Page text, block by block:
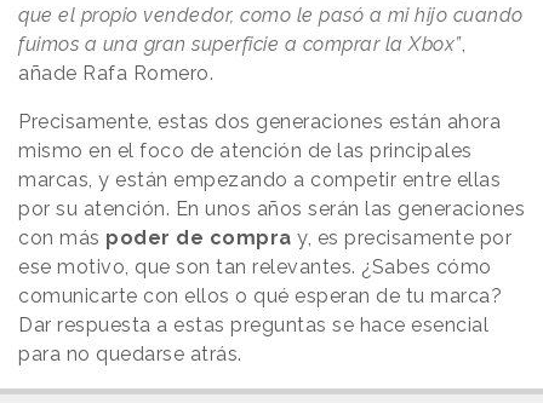
que el propio vendedor, como le pasó a mi hijo cuando
fuimos a una gran superficie a comprar la Xbox”,
añade Rafa Romero.
Precisamente, estas dos generaciones están ahora
mismo en el foco de atención de las principales
marcas, y están empezando a competir entre ellas
por su atención. En unos años serán las generaciones
con más poder de compra y, es precisamente por
ese motivo, que son tan relevantes. ¿Sabes cómo
comunicarte con ellos o qué esperan de tu marca?
Dar respuesta a estas preguntas se hace esencial
para no quedarse atrás.